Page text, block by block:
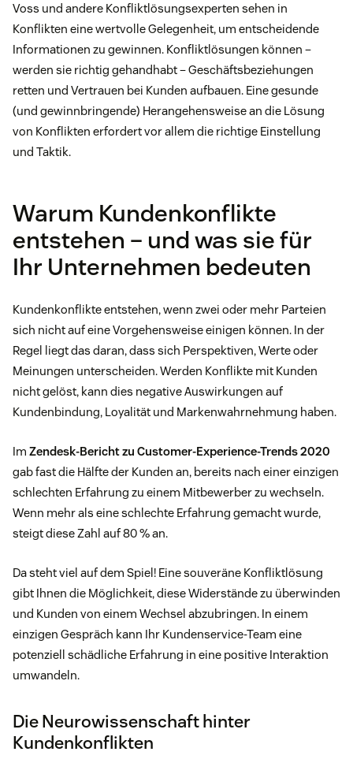
Voss und andere Konfliktlösungsexperten sehen in
Konflikten eine wertvolle Gelegenheit, um entscheidende
Informationen zu gewinnen. Konfliktlösungen können –
werden sie richtig gehandhabt – Geschäftsbeziehungen
retten und Vertrauen bei Kunden aufbauen. Eine gesunde
(und gewinnbringende) Herangehensweise an die Lösung
von Konflikten erfordert vor allem die richtige Einstellung
und Taktik.
Warum Kundenkonflikte
entstehen – und was sie für
Ihr Unternehmen bedeuten
Kundenkonflikte entstehen, wenn zwei oder mehr Parteien
sich nicht auf eine Vorgehensweise einigen können. In der
Regel liegt das daran, dass sich Perspektiven, Werte oder
Meinungen unterscheiden. Werden Konflikte mit Kunden
nicht gelöst, kann dies negative Auswirkungen auf
Kundenbindung, Loyalität und Markenwahrnehmung haben.
Im Zendesk-Bericht zu Customer-Experience-Trends 2020
gab fast die Hälfte der Kunden an, bereits nach einer einzigen
schlechten Erfahrung zu einem Mitbewerber zu wechseln.
Wenn mehr als eine schlechte Erfahrung gemacht wurde,
steigt diese Zahl auf 80 % an.
Da steht viel auf dem Spiel! Eine souveräne Konfliktlösung
gibt Ihnen die Möglichkeit, diese Widerstände zu überwinden
und Kunden von einem Wechsel abzubringen. In einem
einzigen Gespräch kann Ihr Kundenservice-Team eine
potenziell schädliche Erfahrung in eine positive Interaktion
umwandeln.
Die Neurowissenschaft hinter
Kundenkonflikten